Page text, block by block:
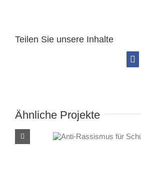
Teilen Sie unsere Inhalte
Ähnliche ProjekteAnti-Rassismus